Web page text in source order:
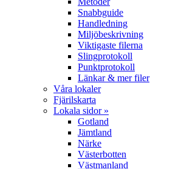
Snabbguide
Handledning
Miljöbeskrivning
Viktigaste filerna
Slingprotokoll
Punktprotokoll
Länkar & mer filer
Våra lokaler
Fjärilskarta
Lokala sidor»
Gotland
Jämtland
Närke
Västerbotten
Västmanland